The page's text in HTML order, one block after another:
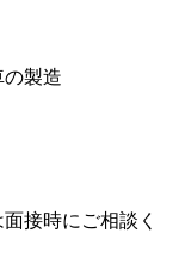
の製造
接時にご相談く